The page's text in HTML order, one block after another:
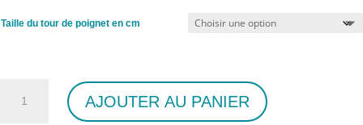
Taille du tour de poignet en cm
AJOUTER AU PANIER